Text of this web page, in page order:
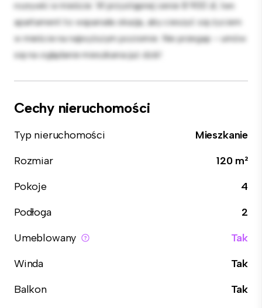
rozrywki w mieście. W przystępnej cenie 8 900 zł, ten
apartament to wspaniała okazja, aby cieszyć się życiem
w mieście na najwyższym poziomie. Nie przegap – umów
się na oglądanie mieszkania już dziś!
Cechy nieruchomości
Typ nieruchomości
Mieszkanie
Rozmiar
120 m²
Pokoje
4
Podłoga
2
Umeblowany
Tak
Winda
Tak
Balkon
Tak